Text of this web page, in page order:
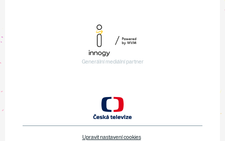
Generální mediální partner
Upravit nastavení cookies